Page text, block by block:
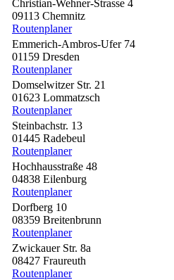
Christian-Wehner-Strasse 4
09113 Chemnitz
Routenplaner
Emmerich-Ambros-Ufer 74
01159 Dresden
Routenplaner
Domselwitzer Str. 21
01623 Lommatzsch
Routenplaner
Steinbachstr. 13
01445 Radebeul
Routenplaner
Hochhausstraße 48
04838 Eilenburg
Routenplaner
Dorfberg 10
08359 Breitenbrunn
Routenplaner
Zwickauer Str. 8a
08427 Fraureuth
Routenplaner